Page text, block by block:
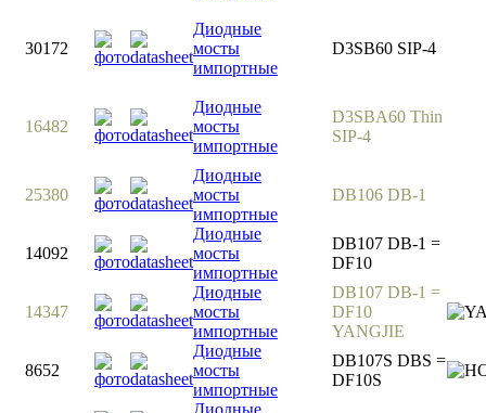
30172
Диодные
мосты
импортные
D3SB60 SIP-4
16482
Диодные
мосты
импортные
D3SBA60 Thin
SIP-4
25380
Диодные
мосты
импортные
DB106 DB-1
14092
Диодные
мосты
импортные
DB107 DB-1 =
DF10
14347
Диодные
мосты
импортные
DB107 DB-1 =
DF10
YANGJIE
8652
Диодные
мосты
импортные
DB107S DBS =
DF10S
Диодные